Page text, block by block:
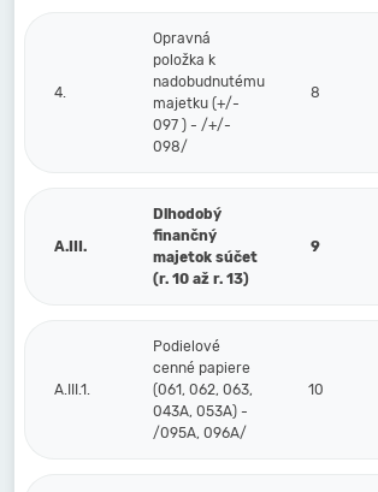
4.
Opravná
položka k
nadobudnutému
majetku (+/-
097 ) - /+/-
098/
8
A.III.
Dlhodobý
finančný
majetok súčet
(r. 10 až r. 13)
9
A.III.1.
Podielové
cenné papiere
(061, 062, 063,
043A, 053A) -
/095A, 096A/
10